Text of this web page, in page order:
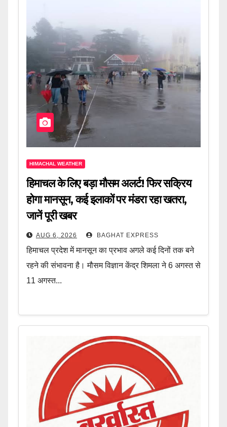
HIMACHAL WEATHER
हिमाचल के लिए बड़ा मौसम अलर्ट! फिर सक्रिय
होगा मानसून, कई इलाकों पर मंडरा रहा खतरा,
जानें पूरी खबर
AUG 6, 2026 BAGHAT EXPRESS
हिमाचल प्रदेश में मानसून का प्रभाव अगले कई दिनों तक बने
रहने की संभावना है। मौसम विज्ञान केंद्र शिमला ने 6 अगस्त से
11 अगस्त...